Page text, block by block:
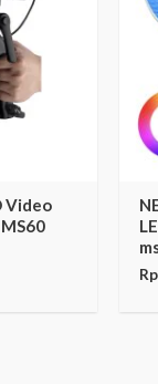
Video
Rp